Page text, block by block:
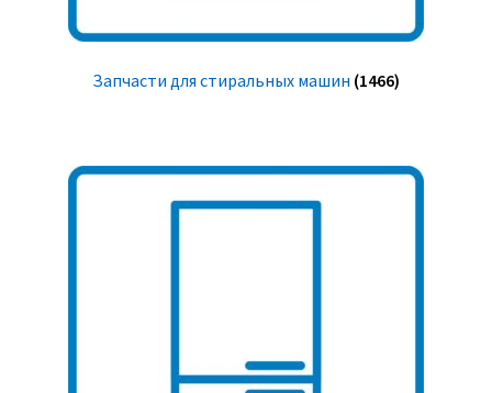
Запчасти для стиральных машин (1466)